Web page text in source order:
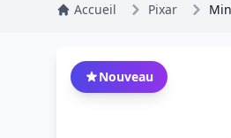
Accueil Pixar
Nouveau